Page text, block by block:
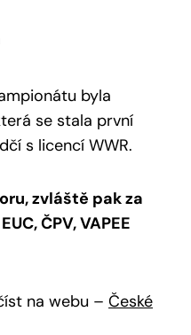
byla
se stala první
s licencí WWR.
zvláště pak za
ČPV, VAPEE
na webu – České